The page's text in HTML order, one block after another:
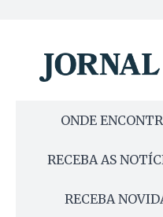
ONDE
RECEBA AS
RECEBA